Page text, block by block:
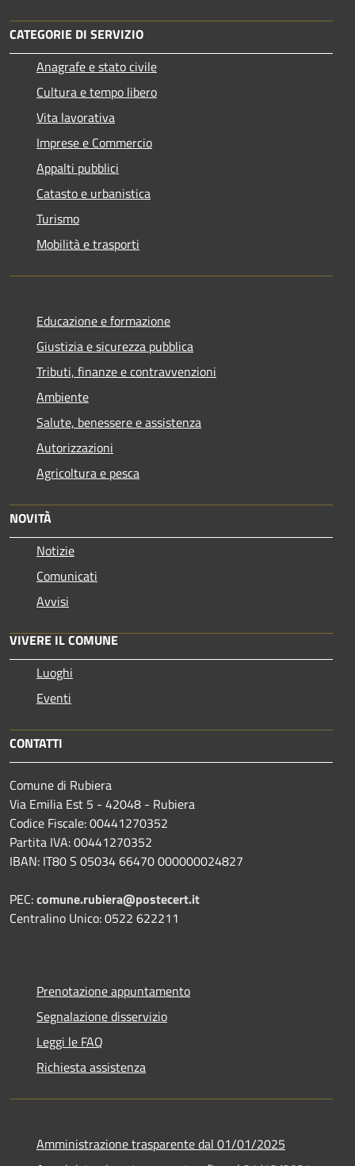
CATEGORIE DI SERVIZIO
Anagrafe e stato civile
Cultura e tempo libero
Vita lavorativa
Imprese e Commercio
Appalti pubblici
Catasto e urbanistica
Turismo
Mobilità e trasporti
Educazione e formazione
Giustizia e sicurezza pubblica
Tributi, finanze e contravvenzioni
Ambiente
Salute, benessere e assistenza
Autorizzazioni
Agricoltura e pesca
NOVITÀ
Notizie
Comunicati
Avvisi
VIVERE IL COMUNE
Luoghi
Eventi
CONTATTI
Comune di Rubiera
Via Emilia Est 5 - 42048 - Rubiera
Codice Fiscale: 00441270352
Partita IVA: 00441270352
IBAN: IT80 S 05034 66470 000000024827
PEC:comune.rubiera@postecert.it
Centralino Unico: 0522 622211
Prenotazione appuntamento
Segnalazione disservizio
Leggi le FAQ
Richiesta assistenza
Amministrazione trasparente dal 01/01/2025